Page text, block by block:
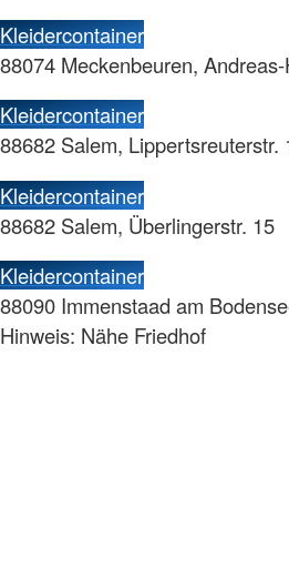
Kleidercontainer
88074 Meckenbeuren,
Kleidercontainer
88682 Salem, Lippertsreuterstr.
Kleidercontainer
88682 Salem, Überlingerstr. 15
Kleidercontainer
88090 Immenstaad am
Hinweis: Nähe Friedhof